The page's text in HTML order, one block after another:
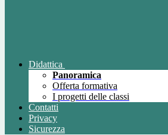
Didattica
Panoramica
Offerta formativa
I progetti delle classi
Contatti
Privacy
Sicurezza